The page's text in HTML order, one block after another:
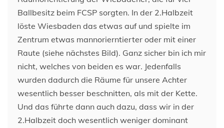
Ballbesitz beim FCSP sorgten. In der 2.Halbzeit
löste Wiesbaden das etwas auf und spielte im
Zentrum etwas mannorierntierter oder mit einer
Raute (siehe nächstes Bild). Ganz sicher bin ich mir
nicht, welches von beiden es war. Jedenfalls
wurden dadurch die Räume für unsere Achter
wesentlich besser beschnitten, als mit der Kette.
Und das führte dann auch dazu, dass wir in der
2.Halbzeit doch wesentlich weniger dominant